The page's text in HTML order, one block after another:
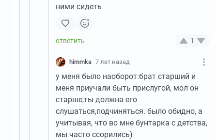
ними сидеть
1
himmka 7 лет назад
у меня было наоборот:брат старший и
меня приучали быть прислугой, мол он
старше,ты должна его
слушаться,подчиняться. было обидно, а
учитывая, что во мне бунтарка с детства,
мы часто ссорились)